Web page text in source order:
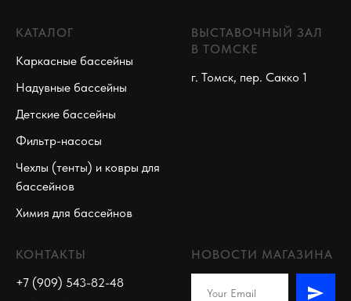
КАТАЛОГ
Каркасные бассейны
Надувные бассейны
Детские бассейны
Фильтр-насосы
Чехлы (тенты) и ковры для
бассейнов
Химия для бассейнов
ВЫСТАВОЧНЫЙ ЗАЛ
В ТОМСКЕ
г. Томск, пер. Сакко 1
КОНТАКТЫ
+7 (909) 543-82-48
НОВОСТИ МАГАЗИНА